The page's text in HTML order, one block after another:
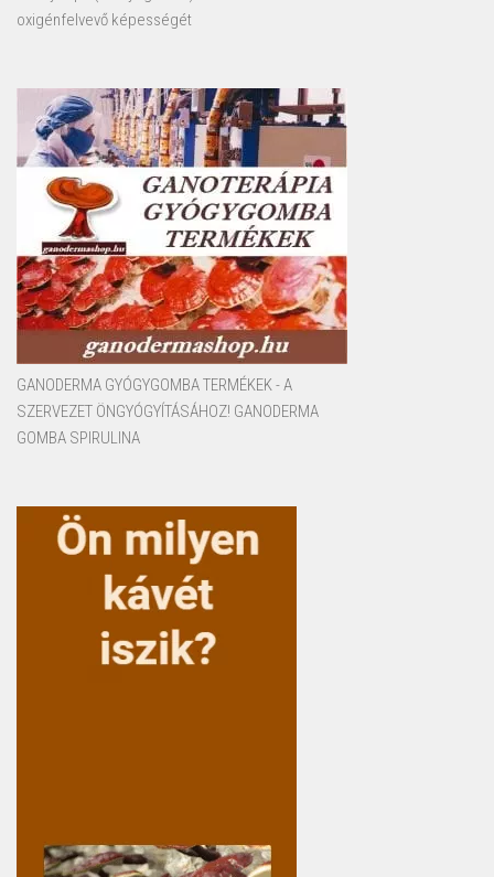
oxigénfelvevő képességét
GANODERMA GYÓGYGOMBA TERMÉKEK - A
SZERVEZET ÖNGYÓGYÍTÁSÁHOZ! GANODERMA
GOMBA SPIRULINA